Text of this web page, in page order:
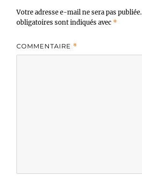
Votre adresse e-mail ne sera pas publiée.
obligatoires sont indiqués avec *
COMMENTAIRE *